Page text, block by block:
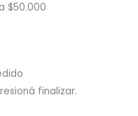
$50.000
finalizar.